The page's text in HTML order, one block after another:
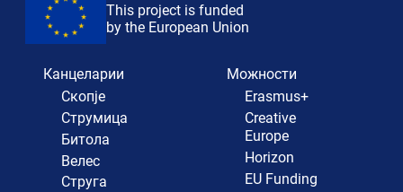
This project is funded
by the European Union
Канцеларии
Скопје
Струмица
Битола
Велес
Струга
Можности
Erasmus+
Creative
Europe
Horizon
EU Funding